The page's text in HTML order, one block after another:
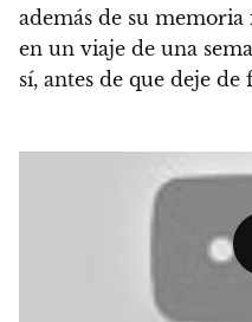
además de su
en un viaje de una
sí, antes de que deje de